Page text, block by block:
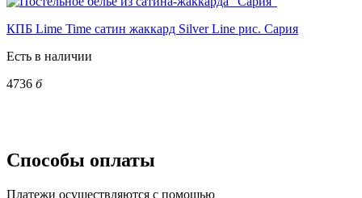
КПБ Lime Time сатин жаккард Silver Line рис. Сария
Есть в наличии
4736 б
Способы оплаты
Платежи осуществляются с помощью